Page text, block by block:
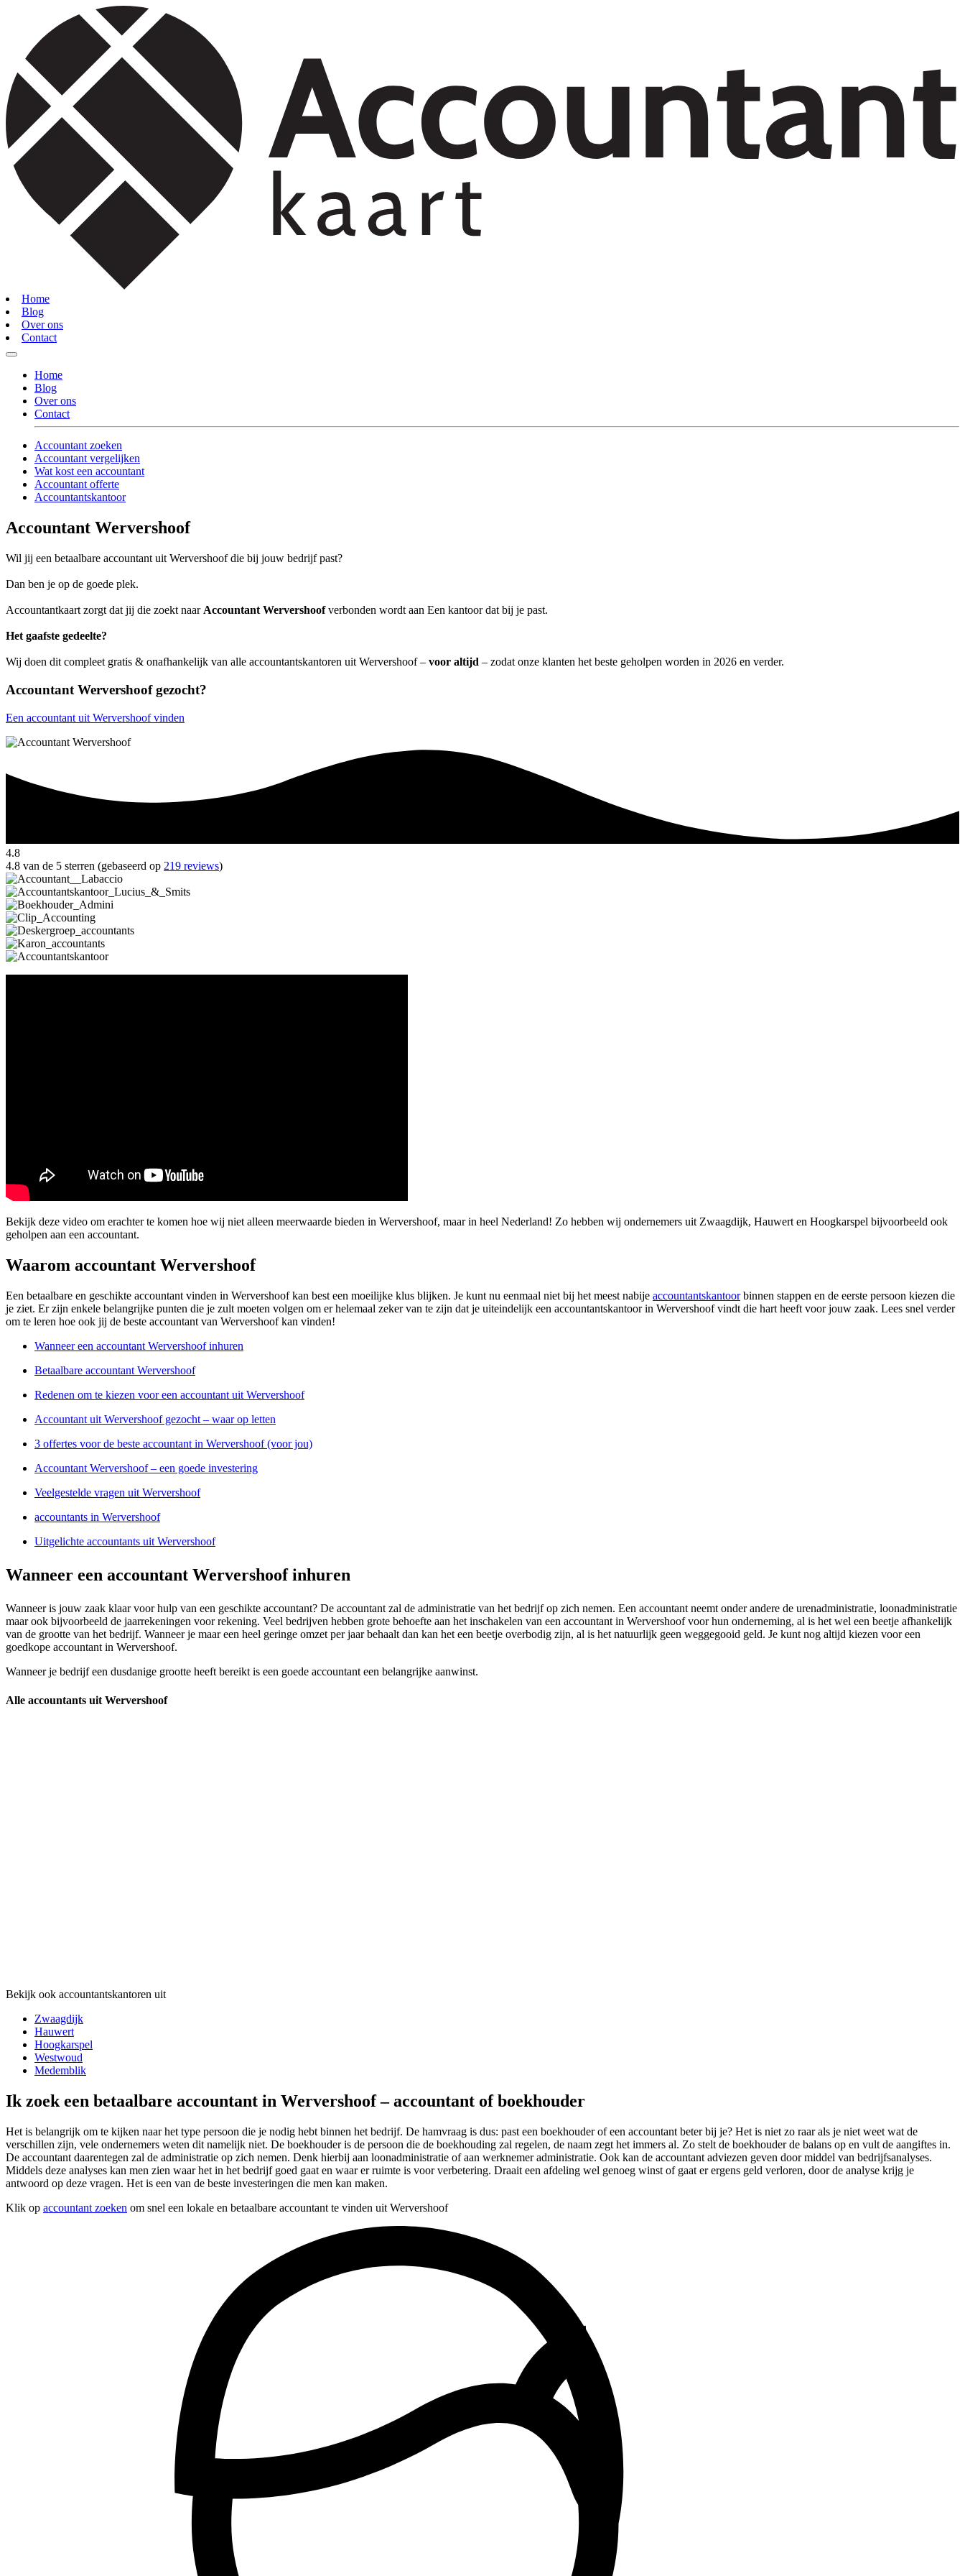
Home
Blog
Over ons
Contact
Home
Blog
Over ons
Contact
Accountant zoeken
Accountant vergelijken
Wat kost een accountant
Accountant offerte
Accountantskantoor
Accountant Wervershoof
Wil jij een betaalbare accountant uit Wervershoof die bij jouw bedrijf past?
Dan ben je op de goede plek.
Accountantkaart zorgt dat jij die zoekt naar Accountant Wervershoofverbonden wordt aan Een kantoor dat bij je past.
Het gaafste gedeelte?
Wij doen dit compleet gratis & onafhankelijk van alle accountantskantoren uit Wervershoof – voor altijd – zodat onze klanten het beste geholpen worden in 2026 en verder.
Accountant Wervershoof gezocht?
Een accountant uit Wervershoof vinden
4.8
4.8 van de 5 sterren (gebaseerd op 219 reviews)
Bekijk deze video om erachter te komen hoe wij niet alleen meerwaarde bieden in Wervershoof, maar in heel Nederland! Zo hebben wij ondernemers uit Zwaagdijk, Hauwert en Hoogkarspel bijvoorbeeld ook
geholpen aan een accountant.
Waarom accountant Wervershoof
Een betaalbare en geschikte accountant vinden in Wervershoof kan best een moeilijke klus blijken. Je kunt nu eenmaal niet bij het meest nabije accountantskantoorbinnen stappen en de eerste persoon kiezen die
je ziet. Er zijn enkele belangrijke punten die je zult moeten volgen om er helemaal zeker van te zijn dat je uiteindelijk een accountantskantoor in Wervershoof vindt die hart heeft voor jouw zaak. Lees snel verder
om te leren hoe ook jij de beste accountant van Wervershoof kan vinden!
Wanneer een accountant Wervershoof inhuren
Betaalbare accountant Wervershoof
Redenen om te kiezen voor een accountant uit Wervershoof
Accountant uit Wervershoof gezocht – waar op letten
3 offertes voor de beste accountant in Wervershoof (voor jou)
Accountant Wervershoof – een goede investering
Veelgestelde vragen uit Wervershoof
accountants in Wervershoof
Uitgelichte accountants uit Wervershoof
Wanneer een accountant Wervershoof inhuren
Wanneer is jouw zaak klaar voor hulp van een geschikte accountant? De accountant zal de administratie van het bedrijf op zich nemen. Een accountant neemt onder andere de urenadministratie, loonadministratie
maar ook bijvoorbeeld de jaarrekeningen voor rekening. Veel bedrijven hebben grote behoefte aan het inschakelen van een accountant in Wervershoof voor hun onderneming, al is het wel een beetje afhankelijk
van de grootte van het bedrijf. Wanneer je maar een heel geringe omzet per jaar behaalt dan kan het een beetje overbodig zijn, al is het natuurlijk geen weggegooid geld. Je kunt nog altijd kiezen voor een
goedkope accountant in Wervershoof.
Wanneer je bedrijf een dusdanige grootte heeft bereikt is een goede accountant een belangrijke aanwinst.
Alle accountants uit Wervershoof
Bekijk ook accountantskantoren uit
Zwaagdijk
Hauwert
Hoogkarspel
Westwoud
Medemblik
Ik zoek een betaalbare accountant in Wervershoof – accountant of boekhouder
Het is belangrijk om te kijken naar het type persoon die je nodig hebt binnen het bedrijf. De hamvraag is dus: past een boekhouder of een accountant beter bij je? Het is niet zo raar als je niet weet wat de
verschillen zijn, vele ondernemers weten dit namelijk niet. De boekhouder is de persoon die de boekhouding zal regelen, de naam zegt het immers al. Zo stelt de boekhouder de balans op en vult de aangiftes in.
De accountant daarentegen zal de administratie op zich nemen. Denk hierbij aan loonadministratie of aan werknemer administratie. Ook kan de accountant adviezen geven door middel van bedrijfsanalyses.
Middels deze analyses kan men zien waar het in het bedrijf goed gaat en waar er ruimte is voor verbetering. Draait een afdeling wel genoeg winst of gaat er ergens geld verloren, door de analyse krijg je
antwoord op deze vragen. Het is een van de beste investeringen die men kan maken.
Klik op accountant zoeken om snel een lokale en betaalbare accountant te vinden uit Wervershoof